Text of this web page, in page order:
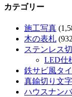
カテゴリー
施工写真
木の表札
ステンレス
LED仕
鉄サビ風タ
真鍮切り文
ハウスナン